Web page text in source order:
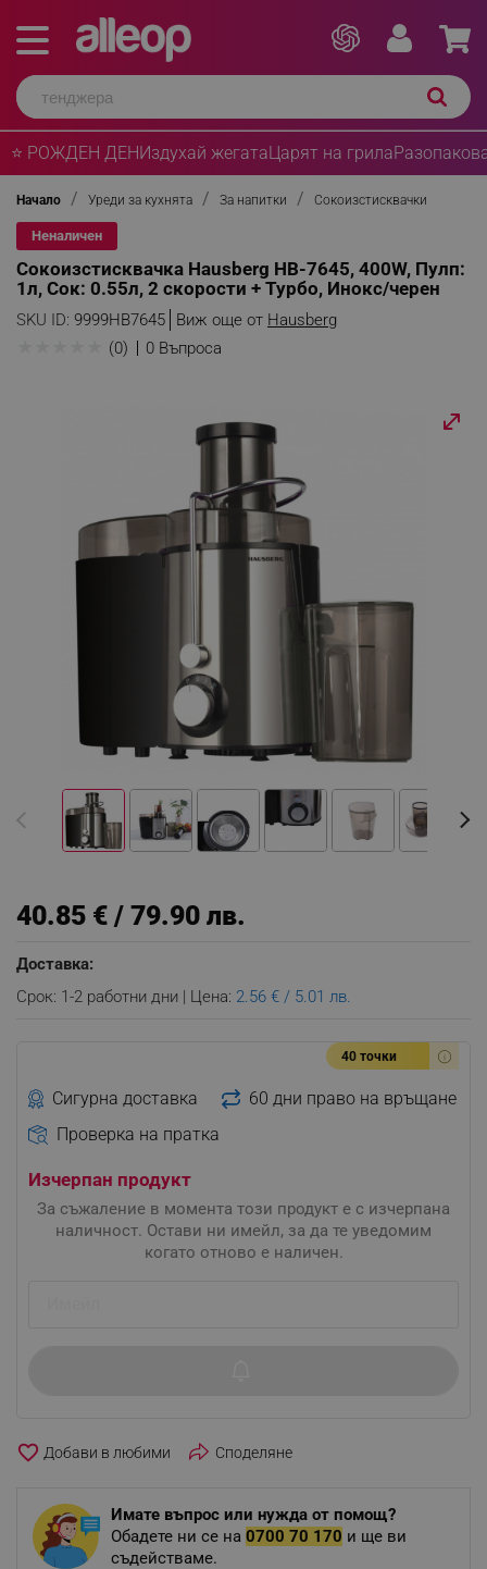
⭐ РОЖДЕН ДЕНИздухай жегатаЦарят на грила
Начало Уреди за кухнята За напитки Сокоизстисквачки
Неналичен
Сокоизстисквачка Hausberg HB-7645, 400W, Пулп:
1л, Сок: 0.55л, 2 скорости + Турбо, Инокс/черен
SKU ID: 9999HB7645 Виж още от Hausberg
(0) 0 Въпроса
40.85 € / 79.90 лв.
Доставка:
Срок: 1-2 работни дни | Цена: 2.56 € / 5.01 лв.
40 точки
Сигурна доставка
60 дни право на връщане
Проверка на пратка
Изчерпан продукт
За съжаление в момента този продукт е с изчерпана
наличност. Остави ни имейл, за да те уведомим
когато отново е наличен.
favorite_border Споделяне
Имате въпрос или нужда от помощ?
Обадете ни се на 0700 70 170 и ще ви
съдействаме.